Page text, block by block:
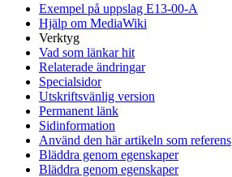
Exempel på uppslag E13-00-A
Hjälp om MediaWiki
Verktyg
Vad som länkar hit
Relaterade ändringar
Specialsidor
Utskriftsvänlig version
Permanent länk
Sidinformation
Använd den här artikeln som referens
Bläddra genom egenskaper
Bläddra genom egenskaper